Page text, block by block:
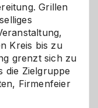
Grillen
Kreis bis zu
grenzt sich zu
die Zielgruppe
Firmenfeier